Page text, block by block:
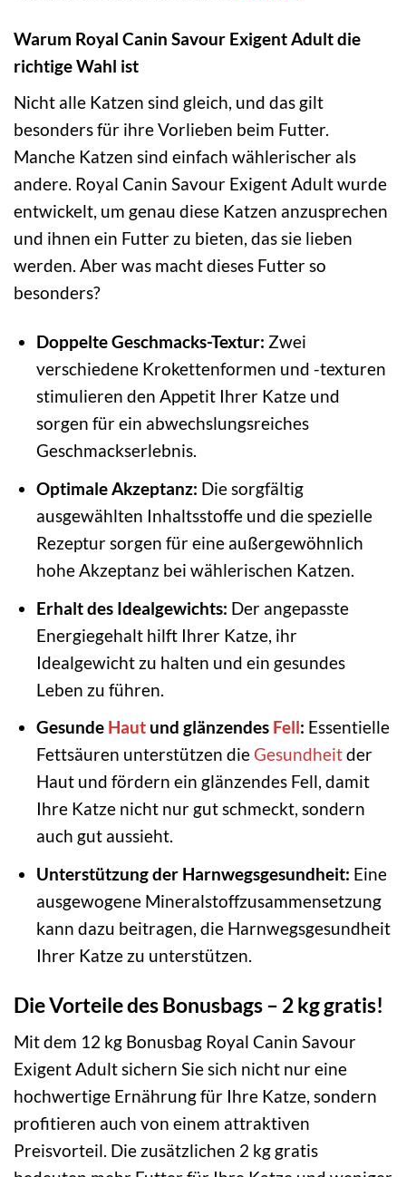
Warum Royal Canin Savour Exigent Adult die
richtige Wahl ist
Nicht alle Katzen sind gleich, und das gilt
besonders für ihre Vorlieben beim Futter.
Manche Katzen sind einfach wählerischer als
andere. Royal Canin Savour Exigent Adult wurde
entwickelt, um genau diese Katzen anzusprechen
und ihnen ein Futter zu bieten, das sie lieben
werden. Aber was macht dieses Futter so
besonders?
Doppelte Geschmacks-Textur: Zwei
verschiedene Krokettenformen und -texturen
stimulieren den Appetit Ihrer Katze und
sorgen für ein abwechslungsreiches
Geschmackserlebnis.
Optimale Akzeptanz: Die sorgfältig
ausgewählten Inhaltsstoffe und die spezielle
Rezeptur sorgen für eine außergewöhnlich
hohe Akzeptanz bei wählerischen Katzen.
Erhalt des Idealgewichts: Der angepasste
Energiegehalt hilft Ihrer Katze, ihr
Idealgewicht zu halten und ein gesundes
Leben zu führen.
Gesunde Hautund glänzendes Fell: Essentielle
Fettsäuren unterstützen die Gesundheitder
Haut und fördern ein glänzendes Fell, damit
Ihre Katze nicht nur gut schmeckt, sondern
auch gut aussieht.
Unterstützung der Harnwegsgesundheit: Eine
ausgewogene Mineralstoffzusammensetzung
kann dazu beitragen, die Harnwegsgesundheit
Ihrer Katze zu unterstützen.
Die Vorteile des Bonusbags – 2 kg gratis!
Mit dem 12 kg Bonusbag Royal Canin Savour
Exigent Adult sichern Sie sich nicht nur eine
hochwertige Ernährung für Ihre Katze, sondern
profitieren auch von einem attraktiven
Preisvorteil. Die zusätzlichen 2 kg gratis